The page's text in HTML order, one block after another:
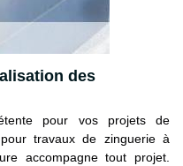
des
pour vos projets de
travaux de zinguerie à
accompagne tout projet.